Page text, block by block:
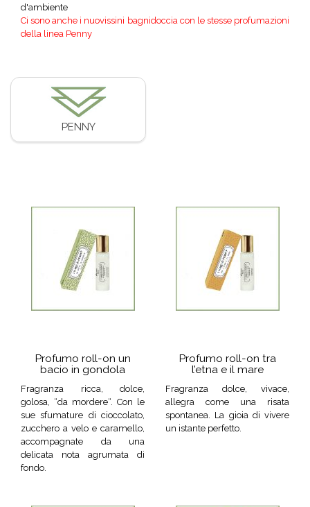
d'ambiente
Ci sono anche i nuovissini bagnidoccia con le stesse profumazioni
della linea Penny
PENNY
Profumo roll-on un
bacio in gondola
Fragranza ricca, dolce,
golosa, “da mordere“. Con le
sue sfumature di cioccolato,
zucchero a velo e caramello,
accompagnate da una
delicata nota agrumata di
fondo.
Profumo roll-on tra
l’etna e il mare
Fragranza dolce, vivace,
allegra come una risata
spontanea. La gioia di vivere
un istante perfetto.